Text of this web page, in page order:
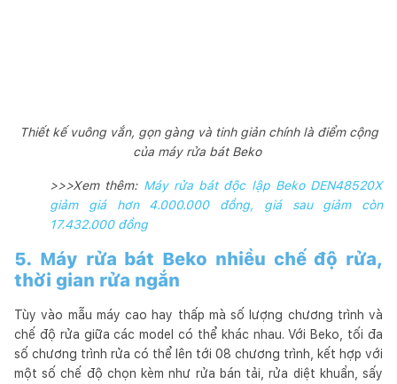
Thiết kế vuông vắn, gọn gàng và tinh giản chính là điểm cộng
của máy rửa bát Beko
>>>Xem thêm: Máy rửa bát độc lập Beko DEN48520X
giảm giá hơn 4.000.000 đồng, giá sau giảm còn
17.432.000 đồng
5. Máy rửa bát Beko nhiều chế độ rửa,
thời gian rửa ngắn
Tùy vào mẫu máy cao hay thấp mà số lượng chương trình và
chế độ rửa giữa các model có thể khác nhau. Với Beko, tối đa
số chương trình rửa có thể lên tới 08 chương trình, kết hợp với
một số chế độ chọn kèm như rửa bán tải, rửa diệt khuẩn, sấy